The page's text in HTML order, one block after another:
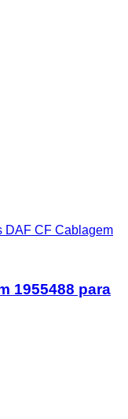
DAF CF Cablagem
1955488 para